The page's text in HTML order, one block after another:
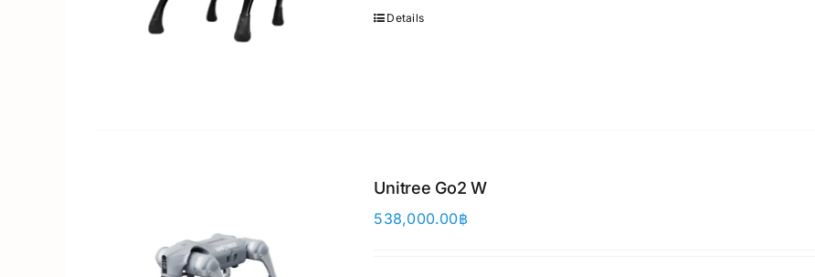
Details
Unitree Go2 W
538,000.00฿